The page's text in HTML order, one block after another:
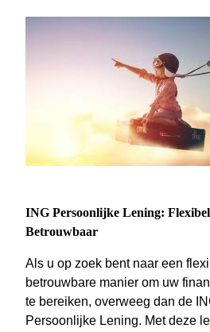
ING Persoonlijke Lening:
Betrouwbaar
Als u op zoek bent naar een
betrouwbare manier om uw
te bereiken, overweeg dan de
Persoonlijke Lening. Met deze